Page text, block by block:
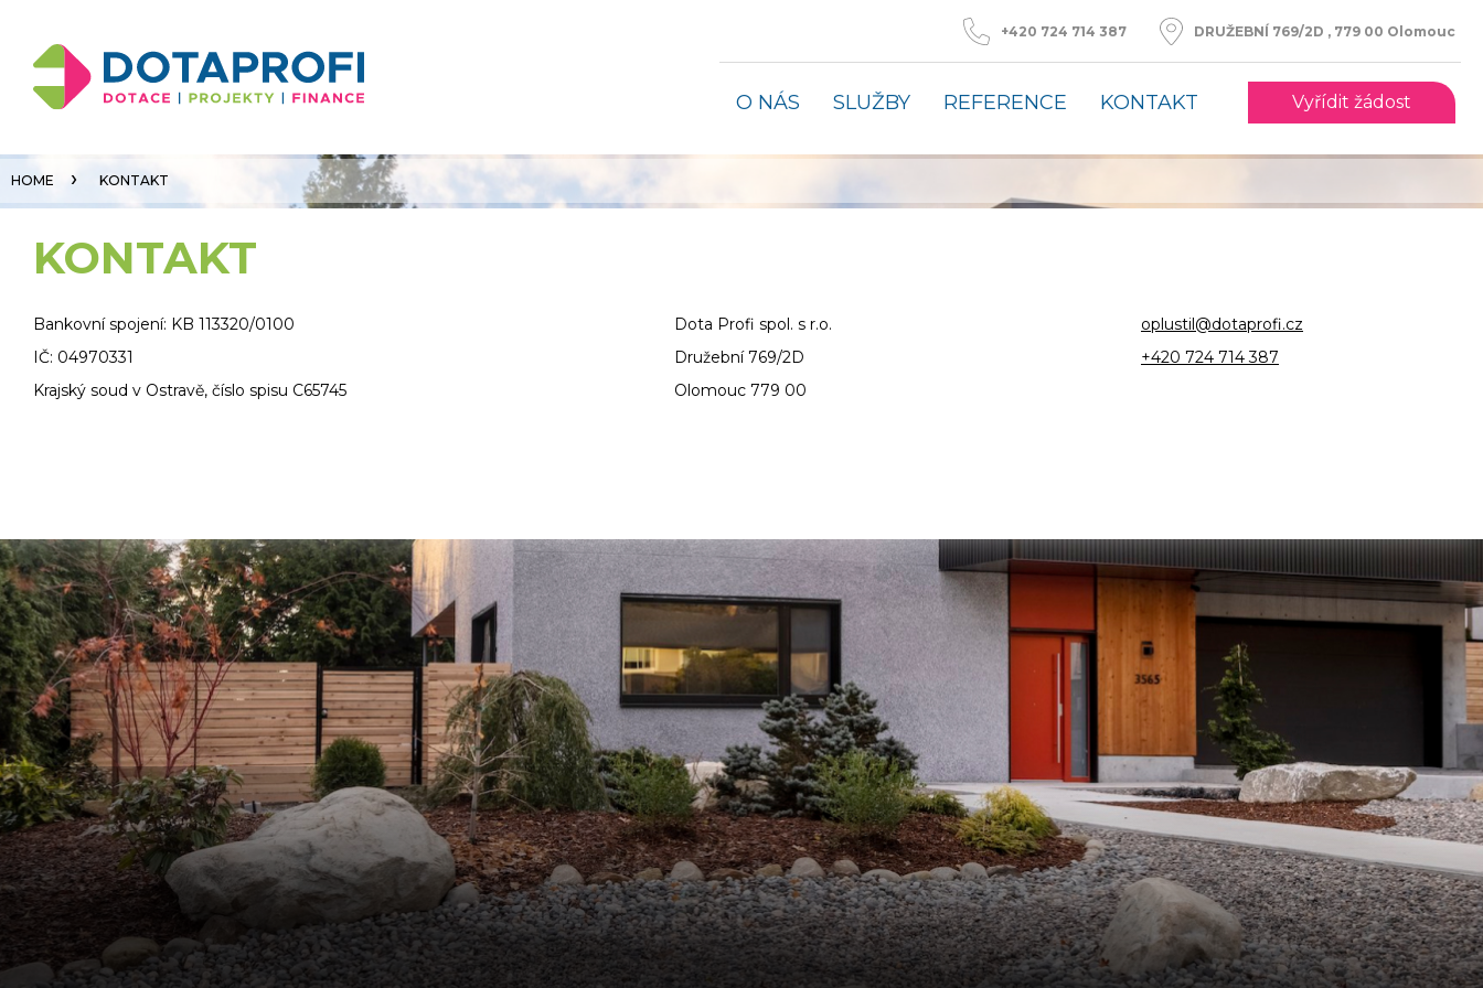
+420 724 714 387 DRUŽEBNÍ 769/2D , 779 00 Olomouc
O NÁS SLUŽBY REFERENCE KONTAKT Vyřídit žádost
O nás
Kontakt
HOME KONTAKT
KONTAKT
Bankovní spojení: KB 113320/0100
IČ: 04970331
Krajský soud v Ostravě, číslo spisu C65745
Dota Profi spol. s r.o.
Družební 769/2D
Olomouc 779 00
oplustil@dotaprofi.cz
+420 724 714 387